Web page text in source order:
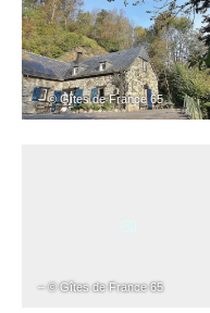
– © Gîtes de France 65
– © Gîtes de France 65